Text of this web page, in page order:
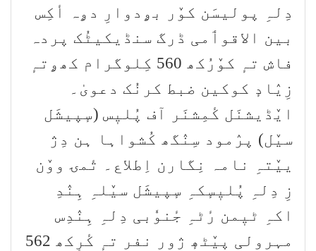
دِلہِ پولیسَن کوٚر بۄدوارِ دۄہ أکِس
بین الاقوٲمی ڈرگ سنڈیکیٹُک پردہ
فاش تہٕ کوٚرُکھ 560 کِلوگرام کھۄتہٕ
زِیٛادٕ کوکین ضبط کرنُک دعویٰ۔
ایٚڈیشنَل کٔمِشنَر آف پُلیٖس (سٕپیشَل
سیٚل) پرٛمود سِنٛگھ کُشواہا ہن دِژ
ییٚتہِ نامہ نِگارن اِطلاع۔ تٔمۍ ووٚن
زِ دِلہِ پُلیٖسٕکہِ سٕپیشَل سیٚلہِ ہِنٛدِ
اکہِ ٹیٖمن رٔٹہِ جٔنوٗبی دِلہِ ہِنٛدِس
مہرولی پیٚٹھٕ ژور نفر تہٕ کٔرٕکھ 562